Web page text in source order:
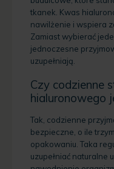
tkanek. Kwas
nawilżenie i wspiera
Zamiast wybierać
jednoczesne
uzupełniają.
Czy codzienne
hialuronowego
Tak, codzienne
bezpieczne, o ile
opakowaniu. Taka
uzupełniać naturalne